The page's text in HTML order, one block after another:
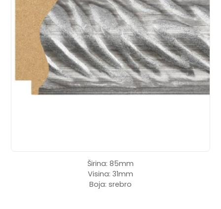
Širina: 85mm
Visina: 31mm
Boja: srebro